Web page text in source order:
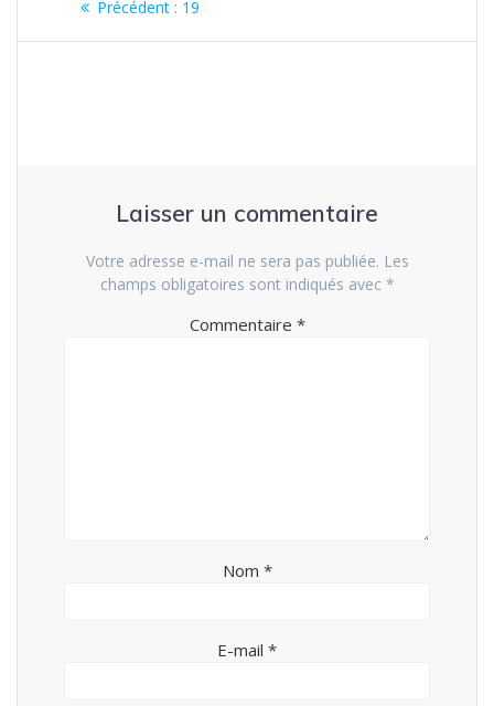
de
Précédent : Article
19
Laisser un commentaire
Votre adresse e-mail ne sera pas publiée. Les
champs obligatoires sont indiqués avec *
Commentaire *
Nom *
E-mail *